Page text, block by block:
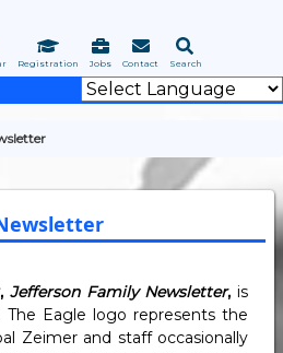
Search
Contact
Jobs
Registration
Jefferson Family Newsletter,is
The Eagle logo represents the
Zeimer and staff occasionally